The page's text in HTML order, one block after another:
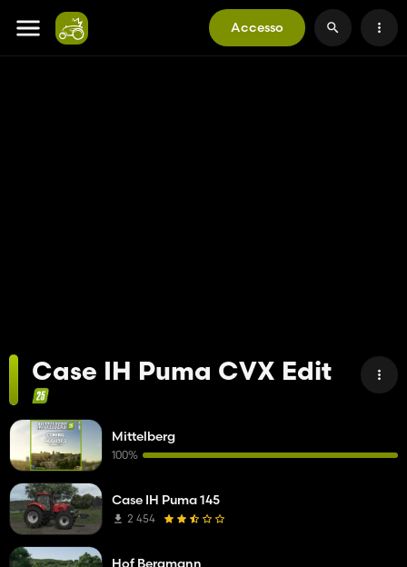
Accesso
Case IH Puma CVX Edit
Mittelberg
100%
Case IH Puma 145
2 454
Hof Bergmann